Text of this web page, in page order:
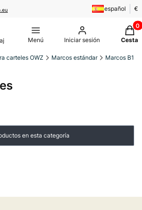
español €
Menú Iniciar sesión Cesta
carteles OWZ Marcos estándar Marcos B1
en esta categoría